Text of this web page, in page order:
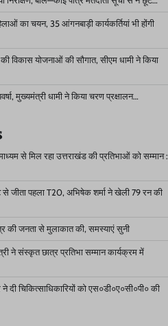
का चयन, 35 आंगनबाड़ी कार्यकर्तियां भी होंगी
विकास योजनाओं की सौगात, सीएम धामी ने किया
मुख्यमंत्री धामी ने किया चरण प्रक्षालन…
से मिल रहा उत्तराखंड की प्रतिभाओं को सम्मान :
से जीता पहला T20, अभिषेक शर्मा ने खेली 79 रन की
की जनता से मुलाकात की, समस्याएं सुनी
ने संस्कृत छात्र प्रतिभा सम्मान कार्यक्रम में
ने दी चिकित्साधिकारियों को एस०डी०ए०सी०पी० की